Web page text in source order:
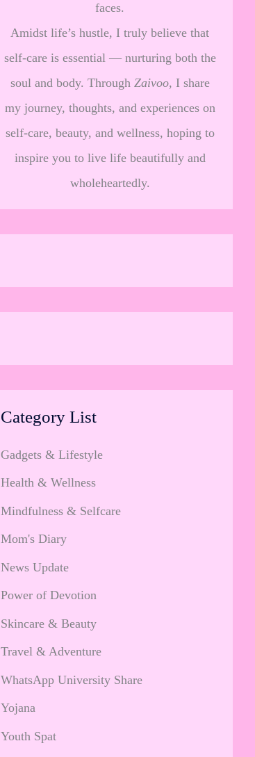
faces.
Amidst life’s hustle, I truly believe that
self-care is essential — nurturing both the
soul and body. Through Zaivoo, I share
my journey, thoughts, and experiences on
self-care, beauty, and wellness, hoping to
inspire you to live life beautifully and
wholeheartedly.
Category List
Gadgets & Lifestyle
Health & Wellness
Mindfulness & Selfcare
Mom's Diary
News Update
Power of Devotion
Skincare & Beauty
Travel & Adventure
WhatsApp University Share
Yojana
Youth Spat